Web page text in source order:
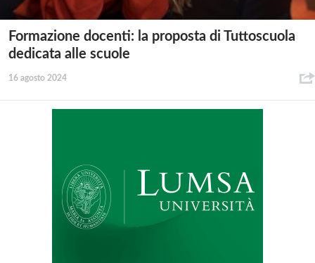
Formazione docenti: la proposta di Tuttoscuola
dedicata alle scuole
16 agosto 2024